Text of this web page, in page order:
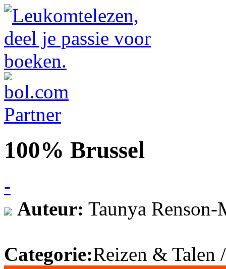
100% Brussel
-
Auteur: Taunya
Categorie:Reizen & Talen